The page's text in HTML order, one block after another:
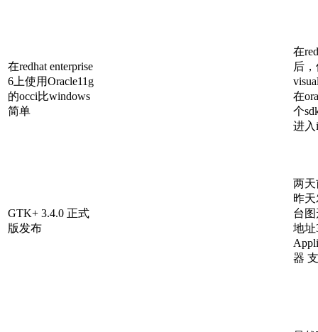
在redhat enterprise
6上使用Oracle11g
的occi比windows
简单
在
后
在
个
进入
GTK+ 3.4.0 正式
版发布
两天
昨
台
地址
器